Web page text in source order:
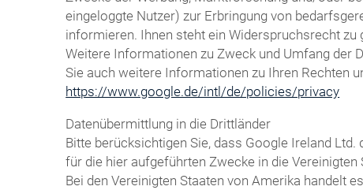
eingeloggte Nutzer) zur Erbringung von
informieren. Ihnen steht ein Widerspruchsrecht zu
Weitere Informationen zu Zweck und Umfang der
Sie auch weitere Informationen zu Ihren Rechten
https://www.google.de/intl/de/policies/privacy
Datenübermittlung in die Drittländer
Bitte berücksichtigen Sie, dass Google Ireland
für die hier aufgeführten Zwecke in die
Bei den Vereinigten Staaten von Amerika handelt